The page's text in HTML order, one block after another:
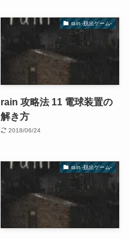
rain -脱出ゲーム-
rain 攻略法 11 電球装置の
解き方
2018/06/24
rain -脱出ゲーム-